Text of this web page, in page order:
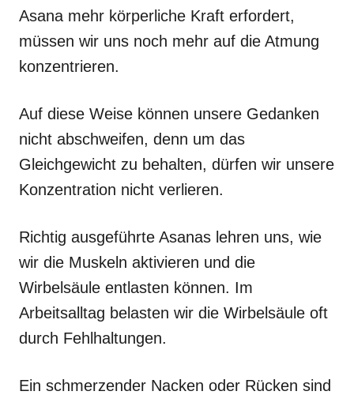
Asana mehr körperliche Kraft erfordert,
müssen wir uns noch mehr auf die Atmung
konzentrieren.
Auf diese Weise können unsere Gedanken
nicht abschweifen, denn um das
Gleichgewicht zu behalten, dürfen wir unsere
Konzentration nicht verlieren.
Richtig ausgeführte Asanas lehren uns, wie
wir die Muskeln aktivieren und die
Wirbelsäule entlasten können. Im
Arbeitsalltag belasten wir die Wirbelsäule oft
durch Fehlhaltungen.
Ein schmerzender Nacken oder Rücken sind